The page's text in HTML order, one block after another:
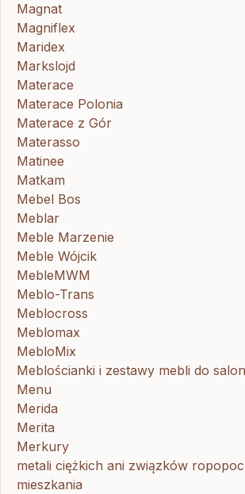
Magnat
Magniflex
Maridex
Markslojd
Materace
Materace Polonia
Materace z Gór
Materasso
Matinee
Matkam
Mebel Bos
Meblar
Meble Marzenie
Meble Wójcik
MebleMWM
Meblo-Trans
Meblocross
Meblomax
MebloMix
Meblościanki i zestawy mebli do
Menu
Merida
Merita
Merkury
metali ciężkich ani związków
mieszkania